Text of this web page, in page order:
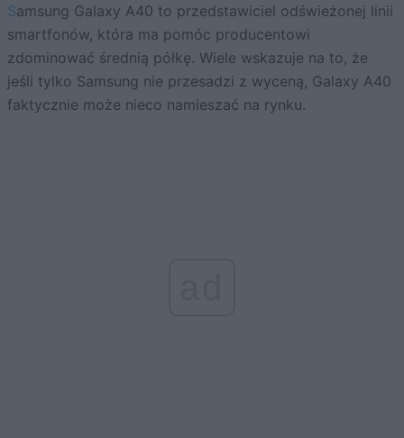
Samsung Galaxy A40 to przedstawiciel odświeżonej linii
smartfonów, która ma pomóc producentowi
zdominować średnią półkę. Wiele wskazuje na to, że
jeśli tylko Samsung nie przesadzi z wyceną, Galaxy A40
faktycznie może nieco namieszać na rynku.